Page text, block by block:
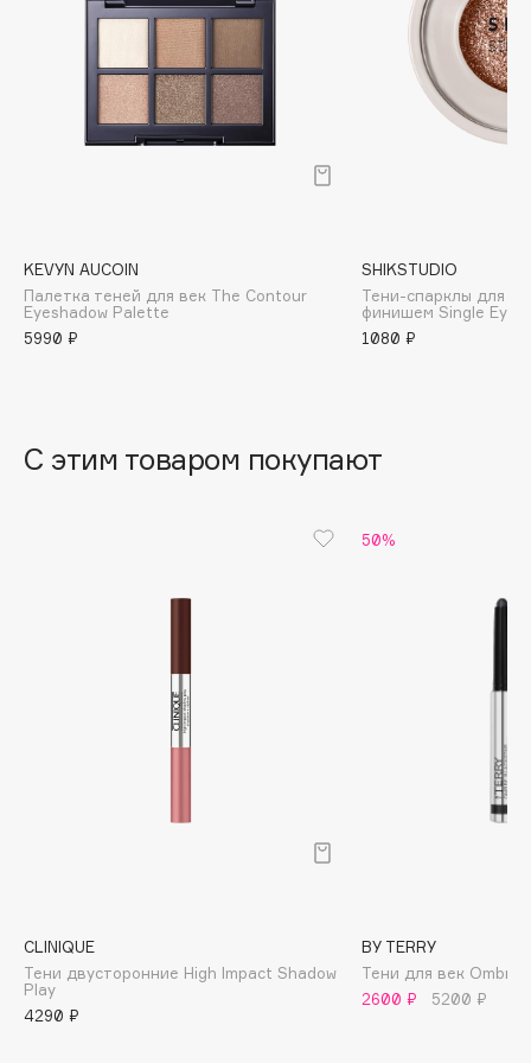
Balmain Hair Couture
ЭКСКЛЮЗИВ
Beauty Bomb
Beauty Pati
Beautyblades
Biodance
Boadicea The Victorious
Byredo
KEVYN AUCOIN
Палетка теней для век The Contour
Eyeshadow Palette
5990 ₽
SHIKSTUDIO
Тени-спарклы для
финишем Single
1080 ₽
С этим товаром покупают
CLINIQUE
Тени двусторонние High Impact Shadow
Play
4290 ₽
50%
BY TERRY
Тени для век Ombre
2600 ₽
5200 ₽